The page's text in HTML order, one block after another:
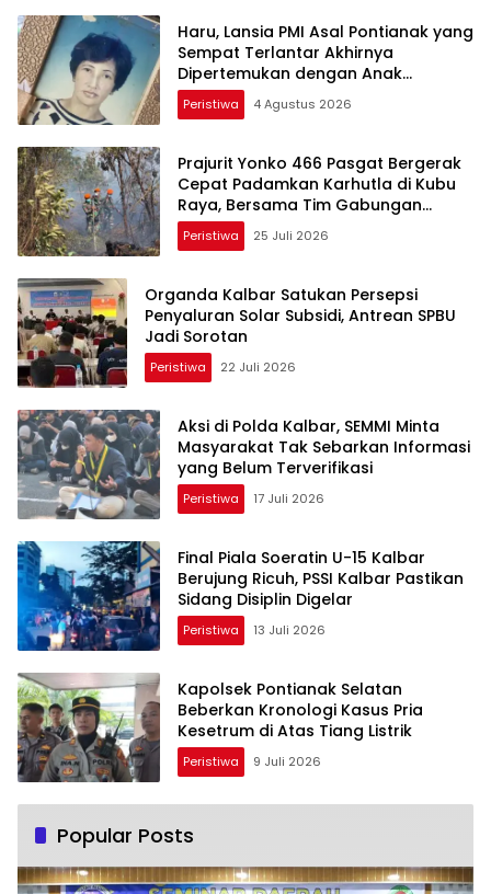
Haru, Lansia PMI Asal Pontianak yang
Sempat Terlantar Akhirnya
Dipertemukan dengan Anak
Kandung
Peristiwa 4 Agustus 2026
Prajurit Yonko 466 Pasgat Bergerak
Cepat Padamkan Karhutla di Kubu
Raya, Bersama Tim Gabungan
Cegah Meluasnya Api
Peristiwa 25 Juli 2026
Organda Kalbar Satukan Persepsi
Penyaluran Solar Subsidi, Antrean SPBU
Jadi Sorotan
Peristiwa 22 Juli 2026
Aksi di Polda Kalbar, SEMMI Minta
Masyarakat Tak Sebarkan Informasi
yang Belum Terverifikasi
Peristiwa 17 Juli 2026
Final Piala Soeratin U-15 Kalbar
Berujung Ricuh, PSSI Kalbar Pastikan
Sidang Disiplin Digelar
Peristiwa 13 Juli 2026
Kapolsek Pontianak Selatan
Beberkan Kronologi Kasus Pria
Kesetrum di Atas Tiang Listrik
Peristiwa 9 Juli 2026
Popular Posts